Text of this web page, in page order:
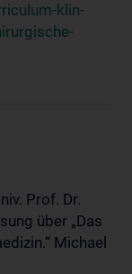
klin-
Prof. Dr.
über „Das
Michael